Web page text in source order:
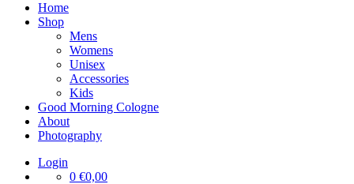
Home
Shop
Mens
Womens
Unisex
Accessories
Kids
Good Morning Cologne
About
Photography
Login
0 €0,00